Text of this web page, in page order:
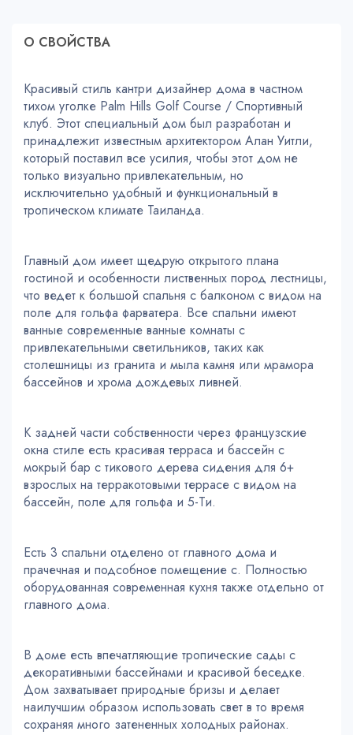
О СВОЙСТВA
Красивый стиль кантри дизайнер дома в частном
тихом уголке Palm Hills Golf Course / Спортивный
клуб. Этот специальный дом был разработан и
принадлежит известным архитектором Алан Уитли,
который поставил все усилия, чтобы этот дом не
только визуально привлекательным, но
исключительно удобный и функциональный в
тропическом климате Таиланда.
Главный дом имеет щедрую открытого плана
гостиной и особенности лиственных пород лестницы,
что ведет к большой спальня с балконом с видом на
поле для гольфа фарватера. Все спальни имеют
ванные современные ванные комнаты с
привлекательными светильников, таких как
столешницы из гранита и мыла камня или мрамора
бассейнов и хрома дождевых ливней.
К задней части собственности через французские
окна стиле есть красивая терраса и бассейн с
мокрый бар с тикового дерева сидения для 6+
взрослых на терракотовыми террасе с видом на
бассейн, поле для гольфа и 5-Ти.
Есть 3 спальни отделено от главного дома и
прачечная и подсобное помещение с. Полностью
оборудованная современная кухня также отдельно от
главного дома.
В доме есть впечатляющие тропические сады с
декоративными бассейнами и красивой беседке.
Дом захватывает природные бризы и делает
наилучшим образом использовать свет в то время
сохраняя много затененных холодных районах.